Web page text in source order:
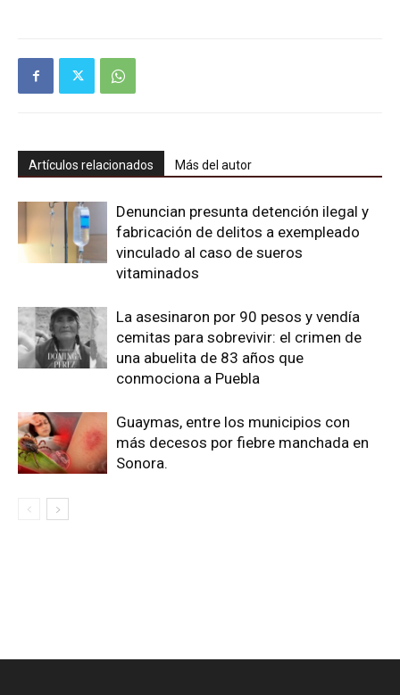
Artículos relacionados Más del autor
Denuncian presunta detención ilegal y
fabricación de delitos a exempleado
vinculado al caso de sueros
vitaminados
La asesinaron por 90 pesos y vendía
cemitas para sobrevivir: el crimen de
una abuelita de 83 años que
conmociona a Puebla
Guaymas, entre los municipios con
más decesos por fiebre manchada en
Sonora.